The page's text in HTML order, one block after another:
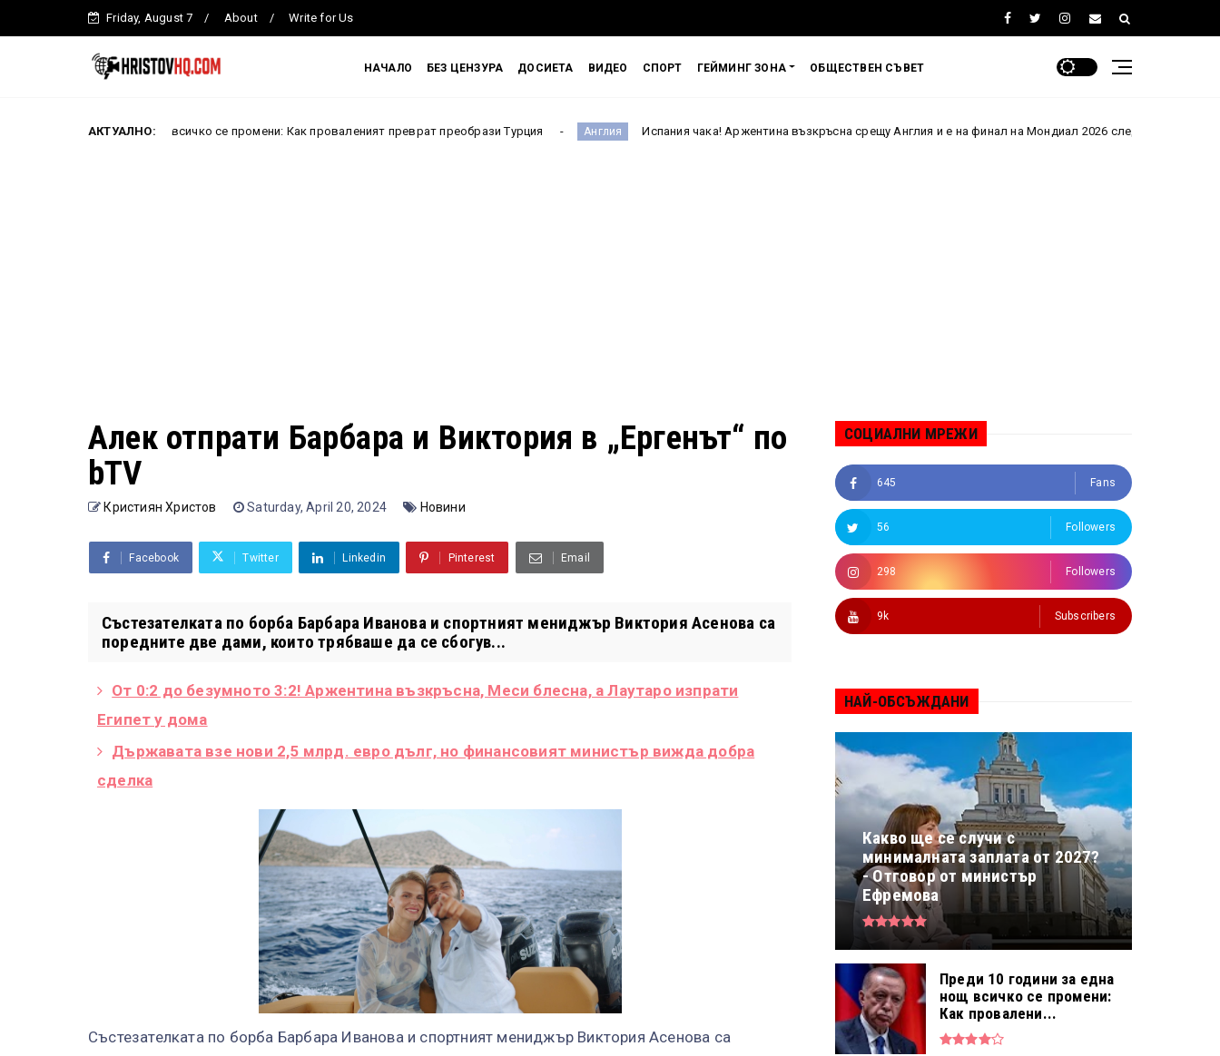
Friday, August 7 About Write for Us
НАЧАЛО БЕЗ ЦЕНЗУРА ДОСИЕТА ВИДЕО СПОРТ ГЕЙМИНГ ЗОНА ОБЩЕСТВЕН СЪВЕТ
АКТУАЛНО:
за една нощ всичко се промени: Как проваленият преврат преобрази Турция Англия Испания чака! Аржентина възкръсна срещу Англия и е на финал на Мондиал 2026 след паметен обрат!
Алек отпрати Барбара и Виктория в „Ергенът“ по
bTV
Кристиян Христов Saturday, April 20, 2024 Новини
Facebook Twitter Linkedin Pinterest Email
Състезателката по борба Барбара Иванова и спортният мениджър Виктория Асенова са
поредните две дами, които трябваше да се сбогув...
От 0:2 до безумното 3:2! Аржентина възкръсна, Меси блесна, а Лаутаро изпрати
Египет у дома
Държавата взе нови 2,5 млрд. евро дълг, но финансовият министър вижда добра
сделка
Състезателката по борба Барбара Иванова и спортният мениджър Виктория Асенова са
СОЦИАЛНИ МРЕЖИ
645 Fans
56 Followers
298 Followers
9k Subscribers
НАЙ-ОБСЪЖДАНИ
Какво ще се случи с
минималната заплата от 2027?
- Отговор от министър
Ефремова
Преди 10 години за една
нощ всичко се промени:
Как провалени...